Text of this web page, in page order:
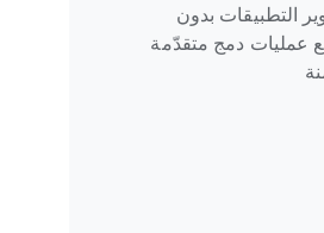
التطبيقات بدون
عمليات دمج متقدّمة